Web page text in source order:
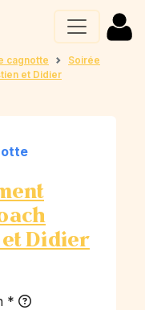
cagnotte
Soirée
et Didier
Didier
*